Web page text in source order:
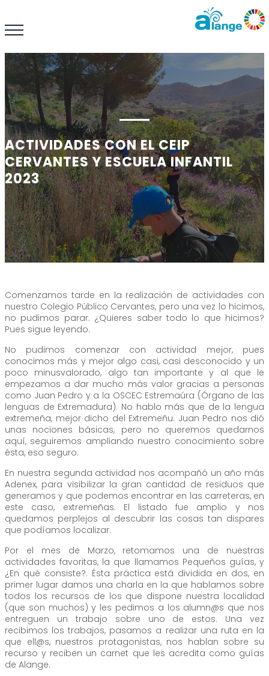
ACTIVIDADES CON EL CEIP
CERVANTES Y ESCUELA INFANTIL
2023
Comenzamos tarde en la realización de actividades con
nuestro Colegio Público Cervantes, pero una vez lo hicimos,
no pudimos parar. ¿Quieres saber todo lo que hicimos?
Pues sigue leyendo.
No pudimos comenzar con actividad mejor, pues
conocimos más y mejor algo casi, casi desconocido y un
poco minusvalorado, algo tan importante y al que le
empezamos a dar mucho más valor gracias a personas
como Juan Pedro y a la OSCEC Estremaúra (Órgano de las
lenguas de Extremadura). No hablo más que de la lengua
extremeña, mejor dicho del Extremeñu. Juan Pedro nos dió
unas nociones básicas, pero no queremos quedarnos
aquí, seguiremos ampliando nuestro conocimiento sobre
ésta, eso seguro.
En nuestra segunda actividad nos acompañó un año más
Adenex, para visibilizar la gran cantidad de residuos que
generamos y que podemos encontrar en las carreteras, en
este caso, extremeñas. El listado fue amplio y nos
quedamos perplejos al descubrir las cosas tan dispares
que podíamos localizar.
Por el mes de Marzo, retomamos una de nuestras
actividades favoritas, la que llamamos Pequeños guías, y
¿En qué consiste?. Ésta práctica está dividida en dos, en
primer lugar damos una charla en la que hablamos sobre
todos los recursos de los que dispone nuestra localidad
(que son muchos) y les pedimos a los alumn@s que nos
entreguen un trabajo sobre uno de estos. Una vez
recibimos los trabajos, pasamos a realizar una ruta en la
que ell@s, nuestros protagonistas, nos hablan sobre su
recurso y reciben un carnet que les acredita como guías
de Alange.